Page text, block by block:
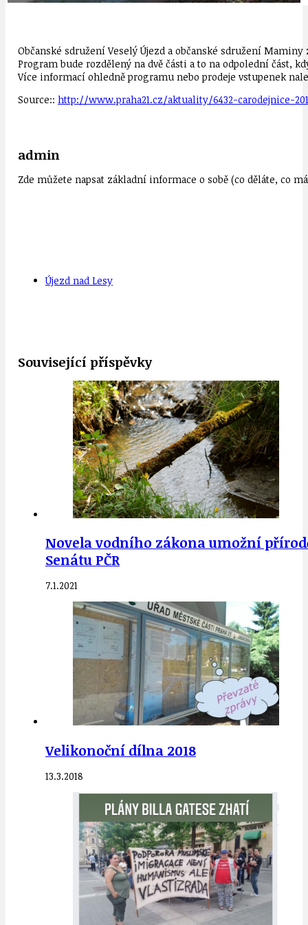
Občanské sdružení Veselý Újezd a občanské sdružení
Program bude rozdělený na dvě části a to na odpolední část,
Více informací ohledně programu nebo prodeje vstupenek
Source:: http://www.praha21.cz/aktuality/6432-carodejnice-
admin
Zde můžete napsat základní informace o sobě (co děláte, co
Újezd nad Lesy
Související příspěvky
Novela vodního zákona umožní
Senátu PČR
7.1.2021
Velikonoční dílna 2018
13.3.2018